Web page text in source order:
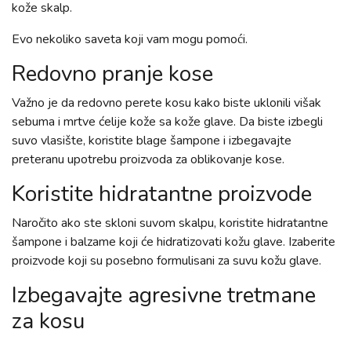
kože skalp.
Evo nekoliko saveta koji vam mogu pomoći.
Redovno pranje kose
Važno je da redovno perete kosu kako biste uklonili višak
sebuma i mrtve ćelije kože sa kože glave. Da biste izbegli
suvo vlasište, koristite blage šampone i izbegavajte
preteranu upotrebu proizvoda za oblikovanje kose.
Koristite hidratantne proizvode
Naročito ako ste skloni suvom skalpu, koristite hidratantne
šampone i balzame koji će hidratizovati kožu glave. Izaberite
proizvode koji su posebno formulisani za suvu kožu glave.
Izbegavajte agresivne tretmane
za kosu